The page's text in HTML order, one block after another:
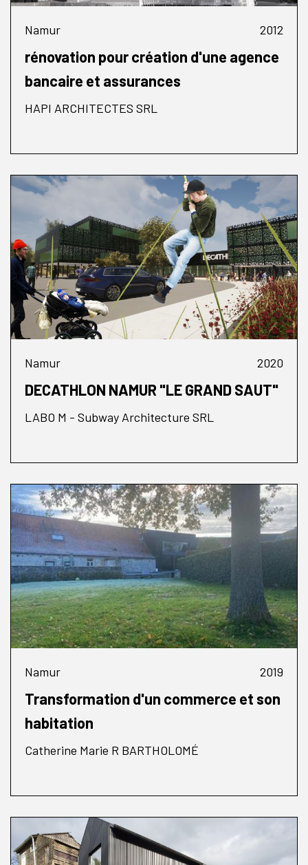
Namur 2012
rénovation pour création d'une agence
bancaire et assurances
HAPI ARCHITECTES SRL
Namur 2020
DECATHLON NAMUR "LE GRAND SAUT"
LABO M - Subway Architecture SRL
Namur 2019
Transformation d'un commerce et son
habitation
Catherine Marie R BARTHOLOMÉ